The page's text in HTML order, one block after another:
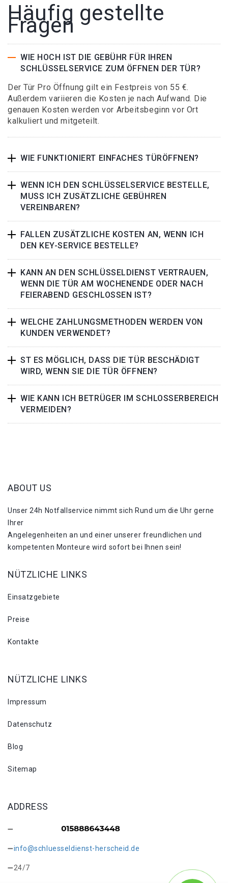
Häufig gestellte
Fragen
WIE HOCH IST DIE GEBÜHR FÜR IHREN
SCHLÜSSELSERVICE ZUM ÖFFNEN DER TÜR?
Der Tür Pro Öffnung gilt ein Festpreis von 55 €.
Außerdem variieren die Kosten je nach Aufwand. Die
genauen Kosten werden vor Arbeitsbeginn vor Ort
kalkuliert und mitgeteilt.
WIE FUNKTIONIERT EINFACHES TÜRÖFFNEN?
WENN ICH DEN SCHLÜSSELSERVICE BESTELLE,
MUSS ICH ZUSÄTZLICHE GEBÜHREN
VEREINBAREN?
FALLEN ZUSÄTZLICHE KOSTEN AN, WENN ICH
DEN KEY-SERVICE BESTELLE?
KANN AN DEN SCHLÜSSELDIENST VERTRAUEN,
WENN DIE TÜR AM WOCHENENDE ODER NACH
FEIERABEND GESCHLOSSEN IST?
WELCHE ZAHLUNGSMETHODEN WERDEN VON
KUNDEN VERWENDET?
ST ES MÖGLICH, DASS DIE TÜR BESCHÄDIGT
WIRD, WENN SIE DIE TÜR ÖFFNEN?
WIE KANN ICH BETRÜGER IM SCHLOSSERBEREICH
VERMEIDEN?
ABOUT US
Unser 24h Notfallservice nimmt sich Rund um die Uhr gerne
Ihrer
Angelegenheiten an und einer unserer freundlichen und
kompetenten Monteure wird sofort bei Ihnen sein!
NÜTZLICHE LINKS
Einsatzgebiete
Preise
Kontakte
NÜTZLICHE LINKS
Impressum
Datenschutz
Blog
Sitemap
ADDRESS
info@schluesseldienst-herscheid.de
24/7